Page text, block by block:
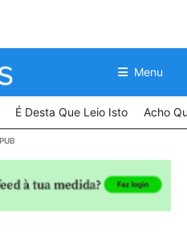
Menu
É Desta Que Leio Isto Acho